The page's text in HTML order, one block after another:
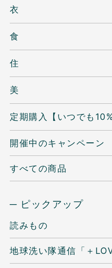
衣
食
住
美
定期購入【いつでも
開催中のキャンペーン
すべての商品
─ ピックアップ
読みもの
地球洗い隊通信「＋